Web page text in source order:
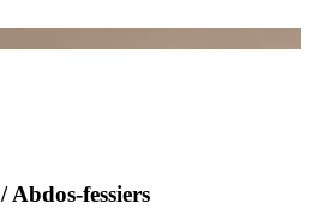
/ Abdos-fessiers